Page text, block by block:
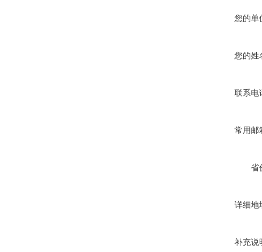
您的单
您的姓
联系电
常用邮
省
详细地
补充说